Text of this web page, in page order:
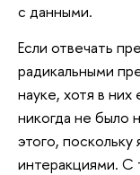
с данными.
Если отвечать
радикальными
науке, хотя в
никогда не было
этого,
интеракциями. С